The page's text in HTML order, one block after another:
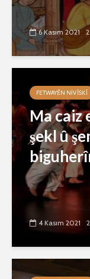
6 Kasım 2021
FETWAYÊN NIVÎSKÎ
Ma caiz
şekl û
4 Kasım 2021